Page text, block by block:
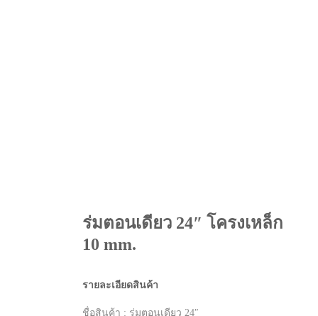
ร่มตอนเดียว 24″ โครงเหล็ก
10 mm.
รายละเอียดสินค้า
ชื่อสินค้า : ร่มตอนเดียว 24″